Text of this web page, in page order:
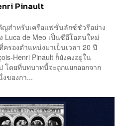
Pinault
สำหรับเครือแฟชั่นลักซ์ชัวรีอย่าง
Luca de Meo เป็นซีอีโอคนใหม่
รองตำแหน่งมาเป็นเวลา 20 ปี
Henri Pinault ก็ยังคงอยู่ใน
โดยที่บทบาทนี้จะถูกแยกออกจาก
ของกา...